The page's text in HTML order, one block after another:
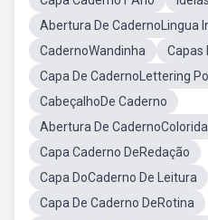
Abertura De CadernoLingua
CadernoWandinha
Capas
Capa De CadernoLettering
CabeçalhoDe Caderno
Abertura De
Capa Caderno DeRedação
Capa DoCaderno De Leitura
Capa De Caderno DeRotina